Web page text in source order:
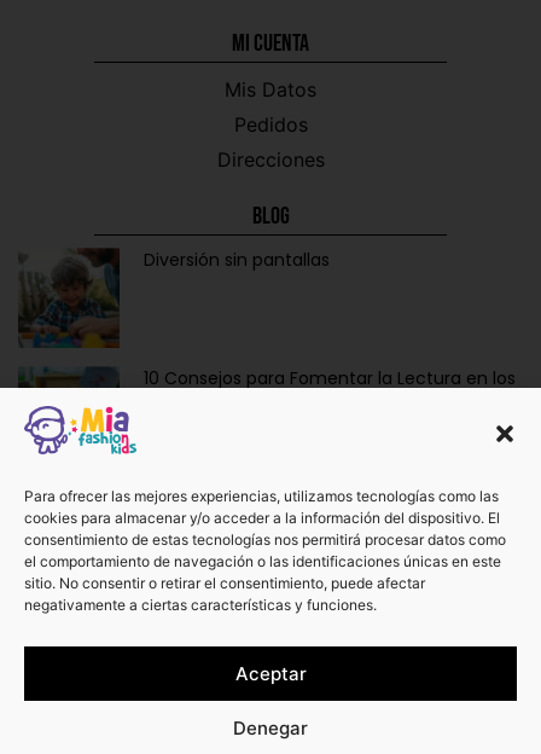
Para ofrecer las mejores experiencias, utilizamos tecnologías como las
cookies para almacenar y/o acceder a la información del dispositivo. El
consentimiento de estas tecnologías nos permitirá procesar datos como
el comportamiento de navegación o las identificaciones únicas en este
sitio. No consentir o retirar el consentimiento, puede afectar
negativamente a ciertas características y funciones.
Aceptar
Denegar
Mi CUENTA
Mis Datos
Pedidos
Direcciones
Blog
Diversión sin pantallas
10 Consejos para Fomentar la Lectura en los
Ropa y Accesorios para Bebés Recién
Nacidos: La Dulzura de Vestir a los Más
Pequeños.
¡No te pierdas otros artículos!
Ver más